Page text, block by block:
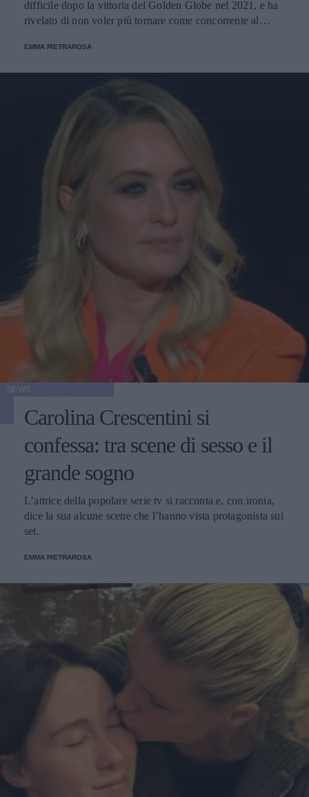
difficile dopo la vittoria del Golden Globe nel 2021, e ha
rivelato di non voler più tornare come concorrente al
EMMA PIETRAROSA
Carolina Crescentini si
confessa: tra scene di sesso e il
grande sogno
L’attrice della popolare serie tv si racconta e, con ironia,
dice la sua alcune scene che l’hanno vista protagonista sui
set.
EMMA PIETRAROSA